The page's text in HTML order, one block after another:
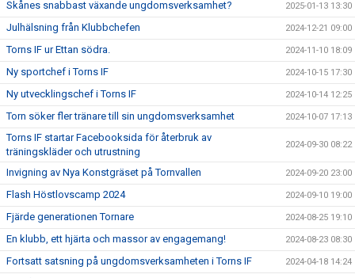
Skånes snabbast växande ungdomsverksamhet? 2025-01-13 13:30
Julhälsning från Klubbchefen 2024-12-21 09:00
Torns IF ur Ettan södra. 2024-11-10 18:09
Ny sportchef i Torns IF 2024-10-15 17:30
Ny utvecklingschef i Torns IF 2024-10-14 12:25
Torn söker fler tränare till sin ungdomsverksamhet 2024-10-07 17:13
Torns IF startar Facebooksida för återbruk av
träningskläder och utrustning
2024-09-30 08:22
Invigning av Nya Konstgräset på Tornvallen 2024-09-20 23:00
Flash Höstlovscamp 2024 2024-09-10 19:00
Fjärde generationen Tornare 2024-08-25 19:10
En klubb, ett hjärta och massor av engagemang! 2024-08-23 08:30
Fortsatt satsning på ungdomsverksamheten i Torns IF 2024-04-18 14:24